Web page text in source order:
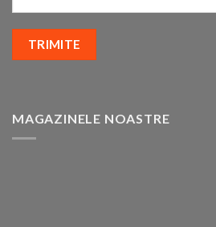
MAGAZINELE NOASTRE